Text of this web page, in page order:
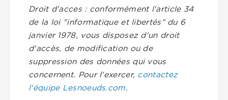
Droit d'acces : conformément l'article 34
de la loi "informatique et libertés" du 6
janvier 1978, vous disposez d'un droit
d'accès, de modification ou de
suppression des données qui vous
concernent. Pour l'exercer, contactez
l'équipe Lesnoeuds.com.